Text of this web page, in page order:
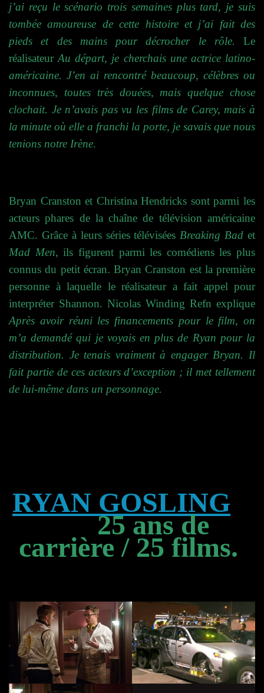
j’ai reçu le scénario trois semaines plus tard, je suis
tombée amoureuse de cette histoire et j’ai fait des
pieds et des mains pour décrocher le rôle. Le
réalisateurAu départ, je cherchais une actrice latino-
américaine. J’en ai rencontré beaucoup, célèbres ou
inconnues, toutes très douées, mais quelque chose
clochait. Je n’avais pas vu les films de Carey, mais à
la minute où elle a franchi la porte, je savais que nous
tenions notre Irène.
Bryan Cranston et Christina Hendricks sont parmi les
acteurs phares de la chaîne de télévision américaine
AMC. Grâce à leurs séries téléviséesBreaking Bad et
Mad Men, ils figurent parmi les comédiens les plus
connus du petit écran. Bryan Cranston est la première
personne à laquelle le réalisateur a fait appel pour
interpréter Shannon. Nicolas Winding Refn explique
Après avoir réuni les financements pour le film, on
m’a demandé qui je voyais en plus de Ryan pour la
distribution. Je tenais vraiment à engager Bryan. Il
fait partie de ces acteurs d’exception ; il met tellement
de lui-même dans un personnage.
RYAN GOSLING
25 ans de
carrière / 25 films.